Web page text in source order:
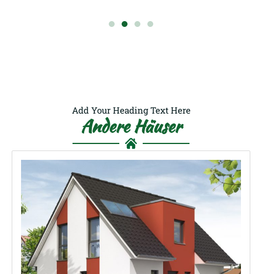
Add Your Heading Text Here
Andere Häuser